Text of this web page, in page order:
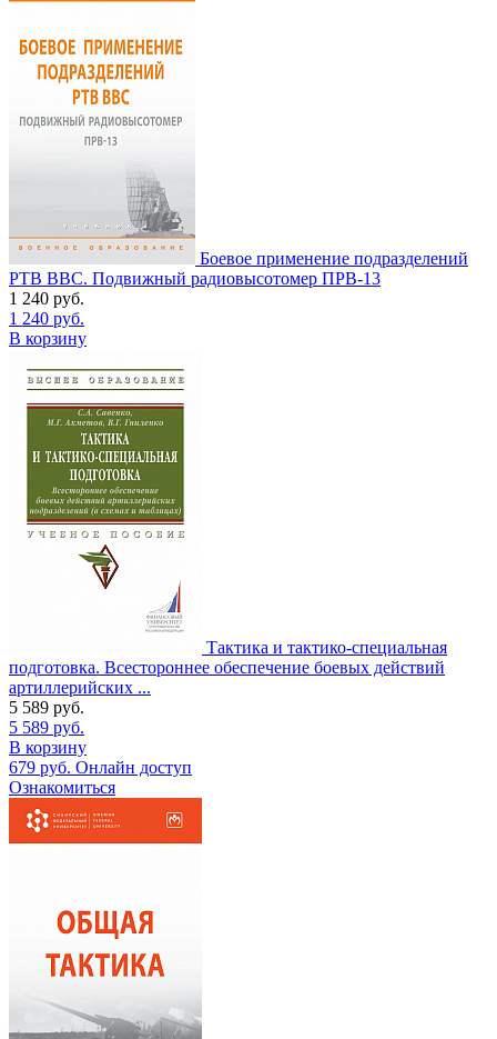
Боевое применение подразделений
РТВ ВВС. Подвижный радиовысотомер ПРВ-13
1 240 руб.
1 240 руб.
В корзину
Тактика и тактико-специальная
подготовка. Всестороннее обеспечение боевых действий
артиллерийских ...
5 589 руб.
5 589 руб.
В корзину
679 руб. Онлайн доступ
Ознакомиться